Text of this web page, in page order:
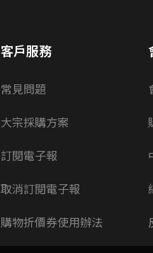
客戶服務
常見問題
大宗採購方案
訂閱電子報
取消訂閱電子報
購物折價券使用辦法